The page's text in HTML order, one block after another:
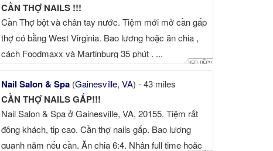
CẦN THỢ NAILS !!!
Cần Thợ bột và chân tay nước. Tiệm mới mở cần gấp
thợ có bằng West Virginia. Bao lương hoặc ăn chia ,
cách Foodmaxx và Martinburg 35 phút . ...
Nail Salon & Spa (Gainesville, VA) - 43 miles
CẦN THỢ NAILS GẤP!!!
Nail Salon & Spa ở Gainesville, VA, 20155. Tiệm rất
đông khách, tip cao. Cần thợ nails gấp. Bao lương
quanh năm nếu cần. Ăn chia 6:4. Nhận full time hoặc